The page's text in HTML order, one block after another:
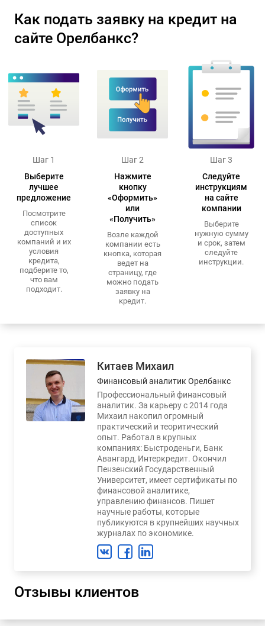
Как подать заявку на кредит на
сайте Орелбанкс?
Шаг 1
Выберите
лучшее
предложение
Посмотрите
список
доступных
компаний и их
условия
кредита,
подберите то,
что вам
подходит.
Шаг 2
Нажмите
кнопку
«Оформить»
или
«Получить»
Возле каждой
компании есть
кнопка, которая
ведет на
страницу, где
можно подать
заявку на
кредит.
Шаг 3
Следуйте
инструкциям
на сайте
компании
Выберите
нужную сумму
и срок, затем
следуйте
инструкции.
Китаев Михаил
Финансовый аналитик Орелбанкс
Профессиональный финансовый
аналитик. За карьеру с 2014 года
Михаил накопил огромный
практический и теоритический
опыт. Работал в крупных
компаниях: Быстроденьги, Банк
Авангард, Интеркредит. Окончил
Пензенский Государственный
Университет, имеет сертификаты по
финансовой аналитике,
управлению финансов. Пишет
научные работы, которые
публикуются в крупнейших научных
журналах по экономике.
Отзывы клиентов